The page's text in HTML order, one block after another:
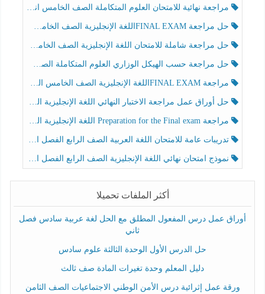
مراجعة نهائية للامتحان العلوم المتكاملة الصف الخامس انسبير الفصل الثالث
حل مراجعة FINAL EXAMاللغة الإنجليزية الصف الخامس الفصل الثالث
حل مراجعة شاملة للامتحان اللغة الإنجليزية الصف الخامس الفصل الثالث
حل مراجعة حسب الهيكل الوزاري العلوم المتكاملة الصف الخامس عام الفصل الثالث
مراجعة FINAL EXAMاللغة الإنجليزية الصف الخامس الفصل الثالث
حل أوراق عمل مراجعة الاختبار النهائي اللغة الإنجليزية الصف الرابع الفصل الثالث
مراجعة Preparation for the Final exam اللغة الإنجليزية الصف الرابع الفصل الثالث
تدريبات عامة للامتحان اللغة العربية الصف الرابع الفصل الثالث
نموذج امتحان نهائي اللغة الإنجليزية الصف الرابع الفصل الثالث
أكثر الملفات تحميلا
أوراق عمل درس المفعول المطلق مع الحل لغة عربية سادس فصل
ثاني
حل الدرس الأول الوحدة الثالثة علوم سادس
دليل المعلم وحدة تغيرات المادة صف ثالث
ورقة عمل إثرائية درس الأمن الوطني الاجتماعيات الصف الثامن